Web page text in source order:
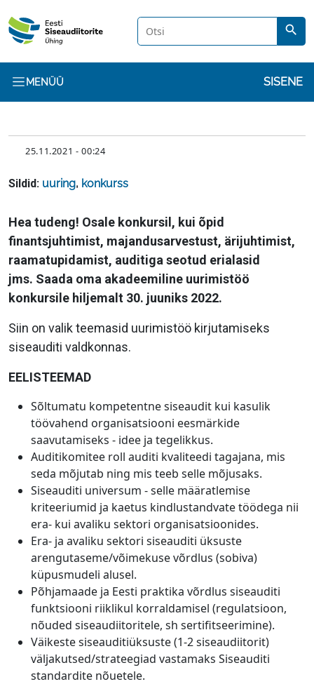
search
MENÜÜ SISENE
KUUPÄEV
25.11.2021 - 00:24
Sildid: uuring, konkurss
Sisu
Hea tudeng! Osale konkursil, kui õpid
finantsjuhtimist, majandusarvestust, ärijuhtimist,
raamatupidamist, auditiga seotud erialasid
jms. Saada oma akadeemiline uurimistöö
konkursile hiljemalt 30. juuniks 2022.
Siin on valik teemasid uurimistöö kirjutamiseks
siseauditi valdkonnas.
EELISTEEMAD
Sõltumatu kompetentne siseaudit kui kasulik
töövahend organisatsiooni eesmärkide
saavutamiseks - idee ja tegelikkus.
Auditikomitee roll auditi kvaliteedi tagajana, mis
seda mõjutab ning mis teeb selle mõjusaks.
Siseauditi universum - selle määratlemise
kriteeriumid ja kaetus kindlustandvate töödega nii
era- kui avaliku sektori organisatsioonides.
Era- ja avaliku sektori siseauditi üksuste
arengutaseme/võimekuse võrdlus (sobiva)
küpusmudeli alusel.
Põhjamaade ja Eesti praktika võrdlus siseauditi
funktsiooni riiklikul korraldamisel (regulatsioon,
nõuded siseaudiitoritele, sh sertifitseerimine).
Väikeste siseauditiüksuste (1-2 siseaudiitorit)
väljakutsed/strateegiad vastamaks Siseauditi
standardite nõuetele.